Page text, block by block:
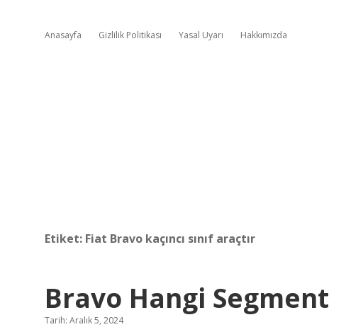
Anasayfa Gizlilik Politikası Yasal Uyarı Hakkımızda
Etiket: Fiat Bravo kaçıncı sınıf araçtır
Bravo Hangi Segment
Tarih: Aralık 5, 2024